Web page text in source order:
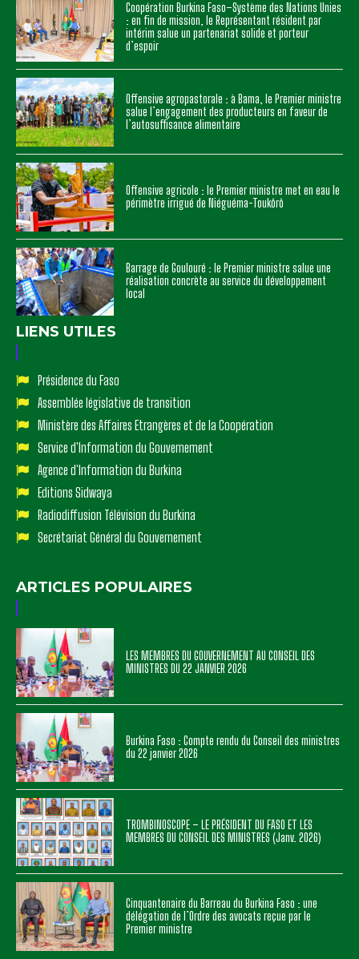
Coopération Burkina Faso–Système des Nations Unies
: en fin de mission, le Représentant résident par
intérim salue un partenariat solide et porteur
d’espoir
Offensive agropastorale : à Bama, le Premier ministre
salue l’engagement des producteurs en faveur de
l’autosuffisance alimentaire
Offensive agricole : le Premier ministre met en eau le
périmètre irrigué de Niéguéma-Toukôrô
Barrage de Goulouré : le Premier ministre salue une
réalisation concrète au service du développement
local
LIENS UTILES
Présidence du Faso
Assemblée législative de transition
Ministère des Affaires Etrangères et de la Coopération
Service d'Information du Gouvernement
Agence d'Information du Burkina
Editions Sidwaya
Radiodiffusion Télévision du Burkina
Secrétariat Général du Gouvernement
ARTICLES POPULAIRES
LES MEMBRES DU GOUVERNEMENT AU CONSEIL DES
MINISTRES DU 22 JANVIER 2026
Burkina Faso : Compte rendu du Conseil des ministres
du 22 janvier 2026
TROMBINOSCOPE – LE PRÉSIDENT DU FASO ET LES
MEMBRES DU CONSEIL DES MINISTRES (Janv. 2026)
Cinquantenaire du Barreau du Burkina Faso : une
délégation de l’Ordre des avocats reçue par le
Premier ministre